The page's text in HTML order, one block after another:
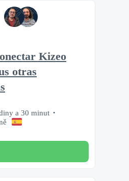
Kizeo
otras
a 30 minut